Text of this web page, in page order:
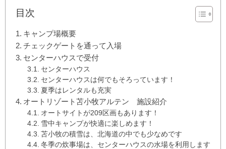
目次
キャンプ場概要
チェックゲートを通って入場
センターハウスで受付
センターハウス
センターハウスは何でもそろっています！
夏季はレンタルも充実
オートリゾート苫小牧アルテン 施設紹介
オートサイトが209区画もあります！
雪中キャンプが快適に楽しめます！
苫小牧の積雪は、北海道の中でも少なめです
冬季の炊事場は、センターハウスの水場を利用します